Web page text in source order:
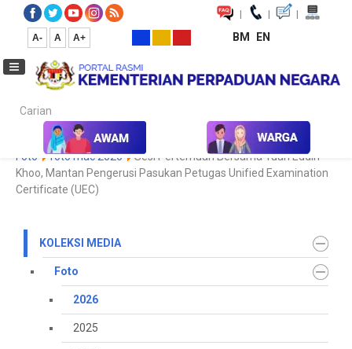
| | |
A- A A+ BM EN
Carian...
Laman Utama Media Koleksi Media Foto 2026
Galeri
Foto
foto mac 2026
Sesi Pertemuan Bersama Tuan Eddin
Khoo, Mantan Pengerusi Pasukan Petugas Unified Examination
Certificate (UEC)
KOLEKSI MEDIA
Foto
2026
2025